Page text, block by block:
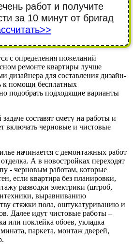
работ и получите
за 10 минут от бригад
с определения пожеланий
ремонте квартиры лучше
дизайнера для составления дизайн-
к помощи бесплатных
подобрать подходящие варианты
составят смету на работы и
включать черновые и чистовые
начинается с демонтажных работ
А в новостройках переходят
- черновым работам, которые
если квартира без планировки,
разводки электрики (штроб,
выравниванию
стяжки пола, оштукатуриванию и
Далее идут чистовые работы –
или поклейка обоев, укладка
паркета, монтаж дверей,